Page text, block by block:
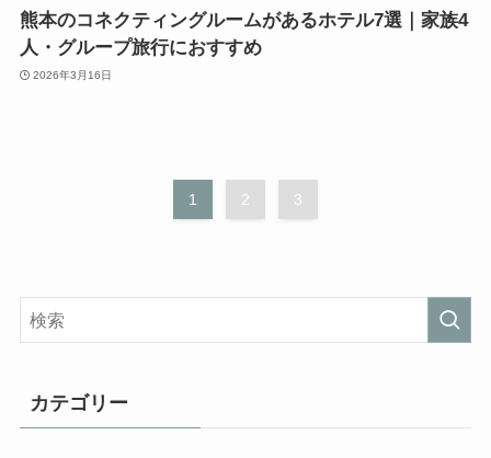
熊本のコネクティングルームがあるホテル7選｜家族4
人・グループ旅行におすすめ
2026年3月16日
1 2 3
カテゴリー